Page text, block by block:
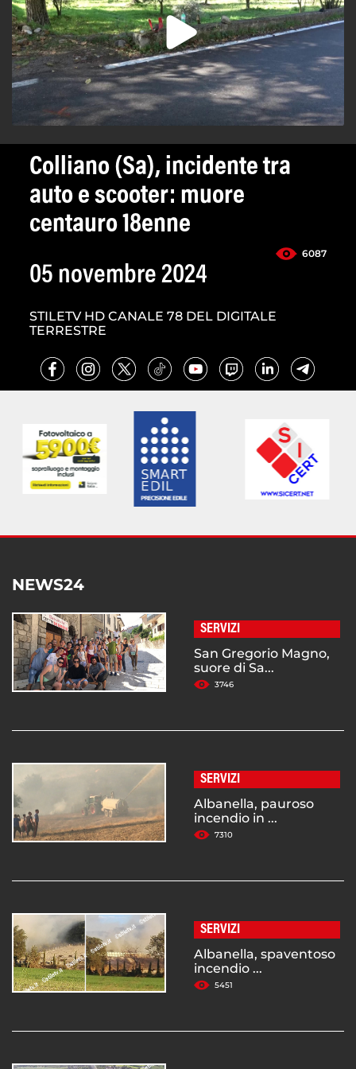
Colliano (Sa), incidente tra
auto e scooter: muore
centauro 18enne
6087
05 novembre 2024
STILETV HD CANALE 78 DEL DIGITALE
TERRESTRE
NEWS24
SERVIZI
San Gregorio Magno,
suore di Sa...
3746
SERVIZI
Albanella, pauroso
incendio in ...
7310
SERVIZI
Albanella, spaventoso
incendio ...
5451